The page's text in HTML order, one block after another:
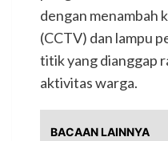
dengan menambah
(CCTV) dan lampu
titik yang dianggap
aktivitas warga.
BACAAN LAINNYA